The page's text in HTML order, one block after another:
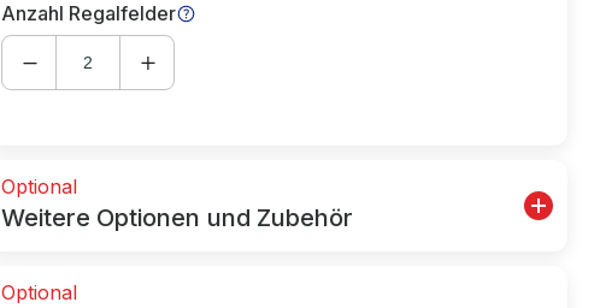
Anzahl Regalfelder
Optional
Weitere Optionen und Zubehör
Optional